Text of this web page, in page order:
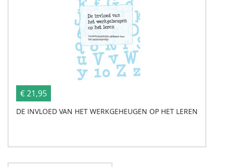
€ 21,95
DE INVLOED VAN HET WERKGEHEUGEN OP HET LEREN